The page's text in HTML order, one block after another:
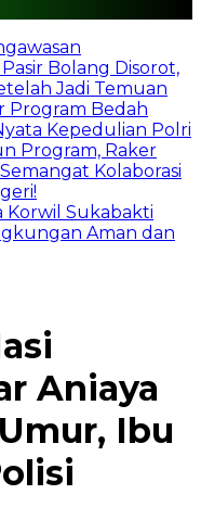
Bolang Disorot,
Jadi Temuan
Program Bedah
Kepedulian Polri
Program, Raker
Kolaborasi
Korwil Sukabakti
Aman dan
Aniaya
Ibu